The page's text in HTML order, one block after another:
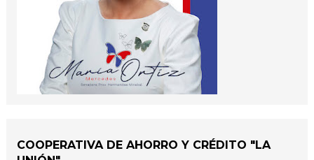
COOPERATIVA DE AHORRO Y CRÉDITO "LA